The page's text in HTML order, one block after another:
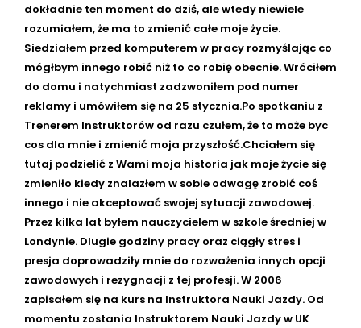
dokładnie ten moment do dziś, ale wtedy niewiele
rozumiałem, że ma to zmienić całe moje życie.
Siedziałem przed komputerem w pracy rozmyślając co
mógłbym innego robić niż to co robię obecnie. Wróciłem
do domu i natychmiast zadzwoniłem pod numer
reklamy i umówiłem się na 25 stycznia.Po spotkaniu z
Trenerem Instruktorów od razu czułem, że to może byc
cos dla mnie i zmienić moja przyszłość.Chciałem się
tutaj podzielić z Wami moja historia jak moje życie się
zmieniło kiedy znalazłem w sobie odwagę zrobić coś
innego i nie akceptować swojej sytuacji zawodowej.
Przez kilka lat byłem nauczycielem w szkole średniej w
Londynie. Dlugie godziny pracy oraz ciągły stres i
presja doprowadziły mnie do rozważenia innych opcji
zawodowych i rezygnacji z tej profesji. W 2006
zapisałem się na kurs na Instruktora Nauki Jazdy. Od
momentu zostania Instruktorem Nauki Jazdy w UK